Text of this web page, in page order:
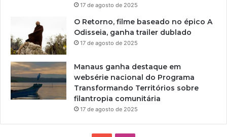
17 de agosto de 2025
O Retorno, filme baseado no épico A
Odisseia, ganha trailer dublado
17 de agosto de 2025
Manaus ganha destaque em
websérie nacional do Programa
Transformando Territórios sobre
filantropia comunitária
17 de agosto de 2025